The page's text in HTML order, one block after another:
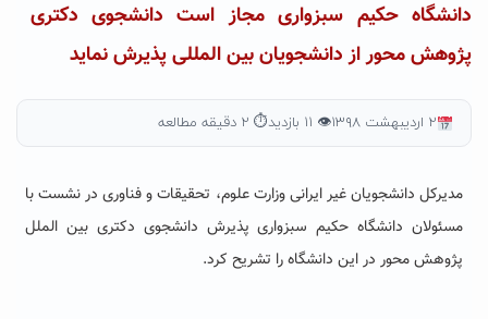
دانشگاه حکیم سبزواری مجاز است دانشجوی دکتری
پژوهش محور از دانشجویان بین المللی پذیرش نماید
۲ اردیبهشت ۱۳۹۸ 👁 ۱۱ بازدید ⏱ ۲ دقیقه مطالعه
مدیرکل دانشجویان غیر ایرانی وزارت علوم، تحقیقات و فناوری در نشست با
مسئولان دانشگاه حکیم سبزواری پذیرش دانشجوی دکتری بین الملل
پژوهش محور در این دانشگاه را تشریح کرد.